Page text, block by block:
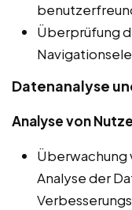
Überprüfung
Datenanalyse
Analyse von
Überwachung
Analyse der